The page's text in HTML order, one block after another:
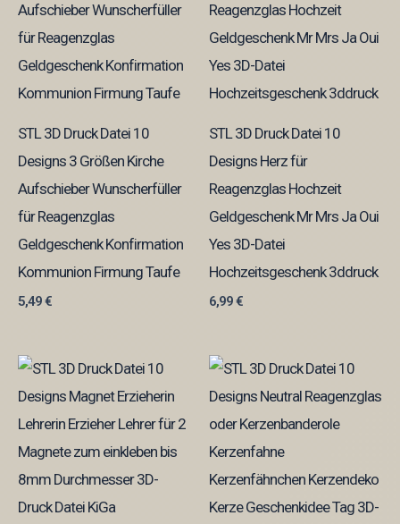
STL 3D Druck Datei 10
Designs 3 Größen Kirche
Aufschieber Wunscherfüller
für Reagenzglas
Geldgeschenk Konfirmation
Kommunion Firmung Taufe
5,49€
STL 3D Druck Datei 10
Designs Herz für
Reagenzglas Hochzeit
Geldgeschenk Mr Mrs Ja Oui
Yes 3D-Datei
Hochzeitsgeschenk 3ddruck
6,99€